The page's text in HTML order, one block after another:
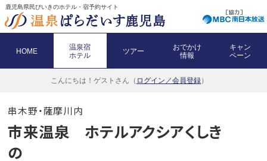
鹿児島県民びいきのホテル・宿予約サイト
HOME
温泉宿
ホテル
ツアー
おでかけ
情報
キャン
ペーン
こんにちは！ ゲストさん（ ログイン／会員登録）
串木野・薩摩川内
市来温泉 ホテルアクシアくしき
の